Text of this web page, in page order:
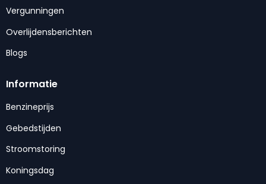
Vergunningen
Overlijdensberichten
Blogs
Informatie
Benzineprijs
Gebedstijden
Stroomstoring
Koningsdag